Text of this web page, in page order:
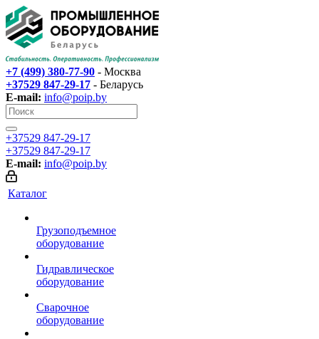
+7 (499) 380-77-90 - Москва
+37529 847-29-17‬ - Беларусь
E-mail: info@poip.by
+37529 847-29-17‬
+37529 847-29-17‬
E-mail: info@poip.by
Каталог
Грузоподъемное
оборудование
Гидравлическое
оборудование
Сварочное
оборудование